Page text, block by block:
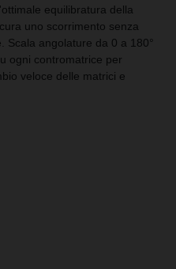
equilibratura della
uno scorrimento senza
Scala angolature da 0 a 180°
ogni contromatrice per
veloce delle matrici e